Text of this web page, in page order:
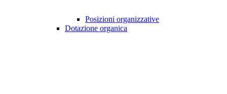
Posizioni organizzative
Dotazione organica